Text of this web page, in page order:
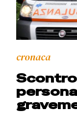
cronaca